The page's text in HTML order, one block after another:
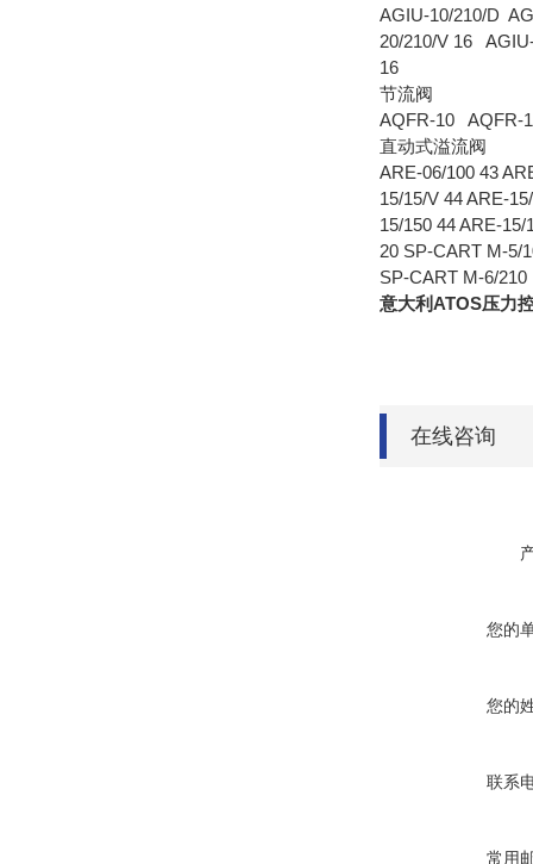
AGIU-10/210/D
20/210/V 16
16
节流阀
AQFR-10 AQFR-
直动式溢流阀
ARE-06/100 43
15/15/V 44 ARE-
15/150 44 ARE-
20 SP-CART M-5/
SP-CART M-6/
意大利ATOS压力
在线咨询
您的
您的
联系
常用